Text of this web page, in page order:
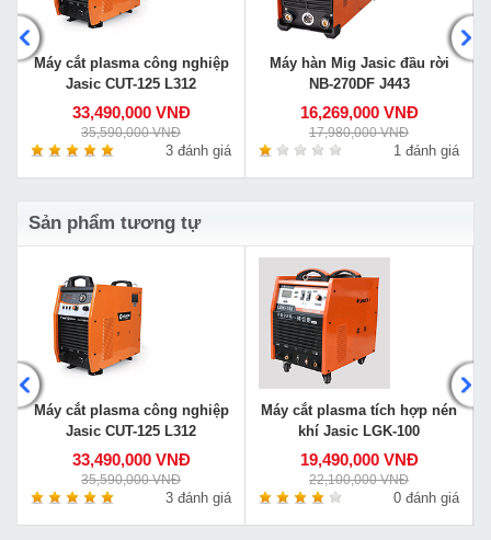
Máy cắt plasma công nghiệp
Jasic CUT-125 L312
33,490,000 VNĐ
35,590,000 VNĐ
3 đánh giá
Máy hàn Mig Jasic đầu rời
NB-270DF J443
16,269,000 VNĐ
17,980,000 VNĐ
1 đánh giá
Sản phẩm tương tự
Máy cắt plasma công nghiệp
Jasic CUT-125 L312
33,490,000 VNĐ
35,590,000 VNĐ
3 đánh giá
Máy cắt plasma tích hợp nén
khí Jasic LGK-100
19,490,000 VNĐ
22,100,000 VNĐ
0 đánh giá